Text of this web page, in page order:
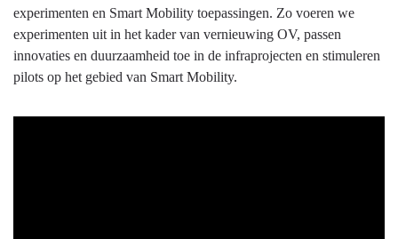
experimenten en Smart Mobility toepassingen. Zo voeren we
experimenten uit in het kader van vernieuwing OV, passen
innovaties en duurzaamheid toe in de infraprojecten en stimuleren
pilots op het gebied van Smart Mobility.